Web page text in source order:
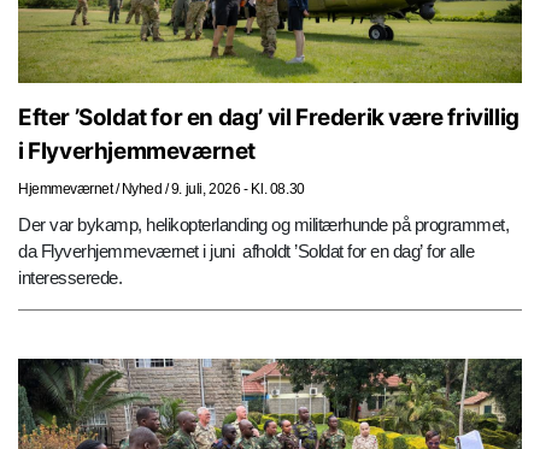
Efter ’Soldat for en dag’ vil Frederik være frivillig
i Flyverhjemmeværnet
Hjemmeværnet / Nyhed /9. juli, 2026 - Kl. 08.30
Der var bykamp, helikopterlanding og militærhunde på programmet,
da Flyverhjemmeværnet i juni afholdt ’Soldat for en dag’ for alle
interesserede.